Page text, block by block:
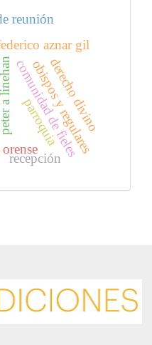
peter a linehan
aznar gil
comunidad de fieles
parroquia
obispos y regulares
reunión
derecho divino
recepción